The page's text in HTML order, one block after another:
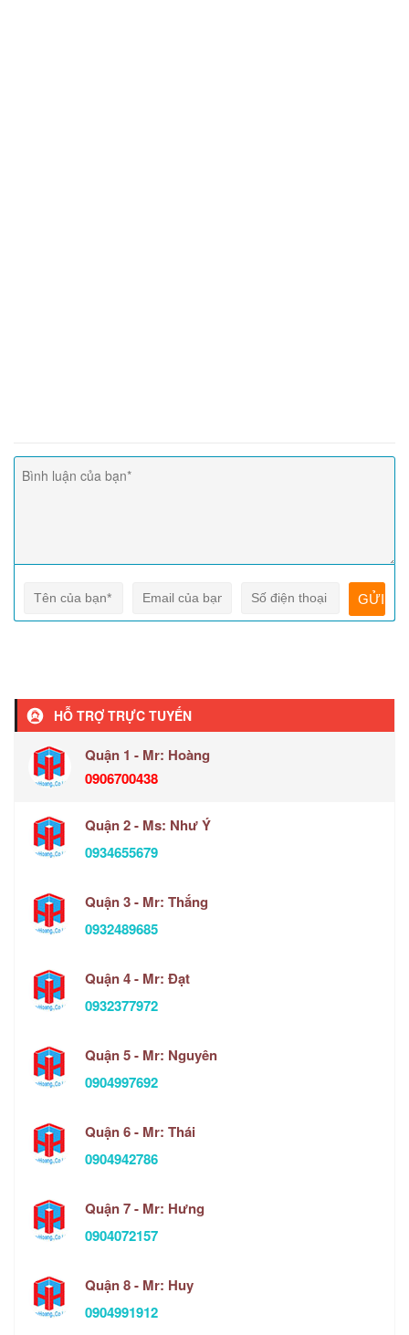
HỖ TRỢ TRỰC TUYẾN
Quận 1 - Mr: Hoàng
0906700438
Quận 2 - Ms: Như Ý
0934655679
Quận 3 - Mr: Thắng
0932489685
Quận 4 - Mr: Đạt
0932377972
Quận 5 - Mr: Nguyên
0904997692
Quận 6 - Mr: Thái
0904942786
Quận 7 - Mr: Hưng
0904072157
Quận 8 - Mr: Huy
0904991912